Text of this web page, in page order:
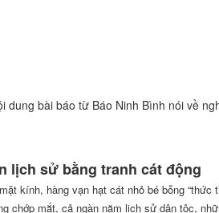
dung bài báo từ Báo Ninh Bình nói về
lịch sử bằng tranh cát động
kính, hàng vạn hạt cát nhỏ bé bỗng “thức
chớp mắt, cả ngàn năm lịch sử dân tộc,